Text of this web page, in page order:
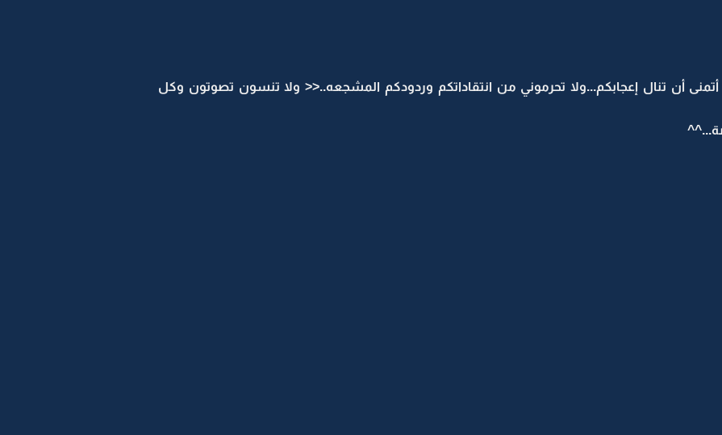
أن تنال إعجابكم...ولا تحرموني من انتقاداتكم وردودكم المشجعه..<< ولا تنسون تصوتون وكل